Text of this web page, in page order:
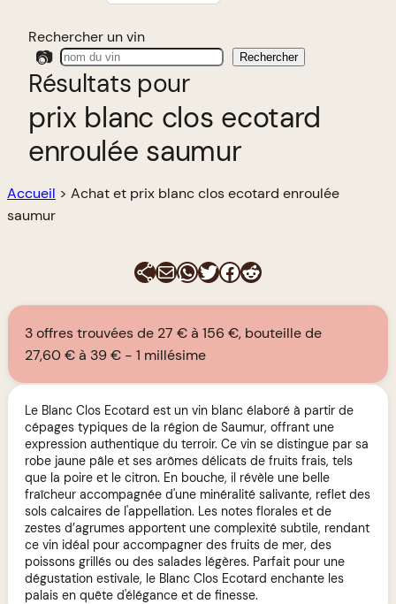
Rechercher un vin
📷 Rechercher
Résultats pour
prix blanc clos ecotard
enroulée saumur
Accueil > Achat et prix blanc clos ecotard enroulée
saumur
E-mailWhatsApp
Twitter
Facebook
Reddit
3 offres trouvées de 27 € à 156 €, bouteille de
27,60 € à 39 €
1 millésime
Le Blanc Clos Ecotard est un vin blanc élaboré à partir de
cépages typiques de la région de Saumur, offrant une
expression authentique du terroir. Ce vin se distingue par sa
robe jaune pâle et ses arômes délicats de fruits frais, tels
que la poire et le citron. En bouche, il révèle une belle
fraîcheur accompagnée d'une minéralité salivante, reflet des
sols calcaires de l'appellation. Les notes florales et de
zestes d’agrumes apportent une complexité subtile, rendant
ce vin idéal pour accompagner des fruits de mer, des
poissons grillés ou des salades légères. Parfait pour une
dégustation estivale, le Blanc Clos Ecotard enchante les
palais en quête d'élégance et de finesse.